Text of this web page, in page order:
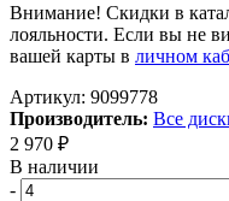
Внимание! Скидки в
лояльности. Если вы не
вашей карты в личном
Артикул: 9099778
Производитель: Все
2 970 ₽
В наличии
-